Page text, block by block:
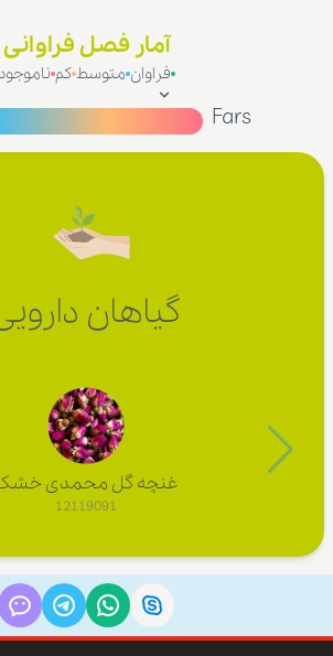
آمار فصل فراوانی
فراوان متوسط کم ناموجود
Fars
گیاهان
غنچه گل محمدی
12119091